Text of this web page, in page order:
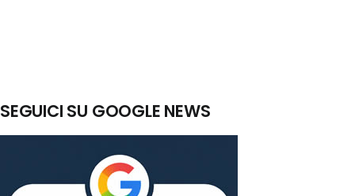
SEGUICI SU GOOGLE NEWS